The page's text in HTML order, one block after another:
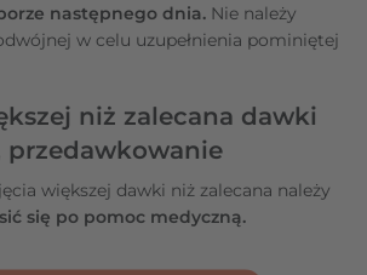
następnego dnia. Nie należy
w celu uzupełnienia pominiętej
niż zalecana dawki
przedawkowanie
większej dawki niż zalecana należy
się po pomoc medyczną.